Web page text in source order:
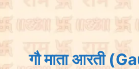
गौ माता आरती